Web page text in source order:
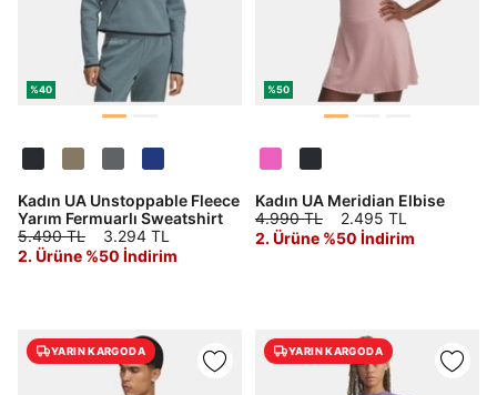
%40
Kadın UA Unstoppable Fleece
Yarım Fermuarlı Sweatshirt
5.490 TL
3.294 TL
2. Ürüne %50 İndirim
%50
Kadın UA Meridian Elbise
4.990 TL
2.495 TL
2. Ürüne %50 İndirim
YARIN KARGODA YARIN KARGODA